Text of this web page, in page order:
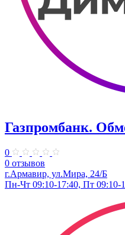
Газпромбанк.
0
0 отзывов
г.Армавир, ул.Мира, 24/Б
Пн-Чт 09:10-17:40, Пт 09:10-